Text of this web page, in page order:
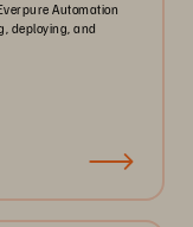
Automation
deploying, and